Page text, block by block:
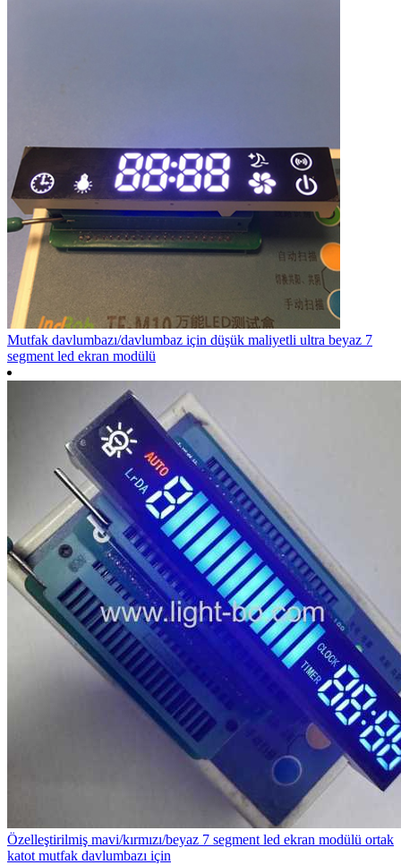
Mutfak davlumbazı/davlumbaz için düşük maliyetli ultra beyaz 7
segment led ekran modülü
Özelleştirilmiş mavi/kırmızı/beyaz 7 segment led ekran modülü ortak
katot mutfak davlumbazı için